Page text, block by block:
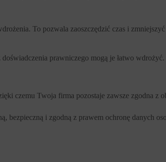
To pozwala zaoszczędzić czas i
prawniczego mogą je łatwo
czemu Twoja firma pozostaje zawsze zgodna z
i zgodną z prawem ochronę danych